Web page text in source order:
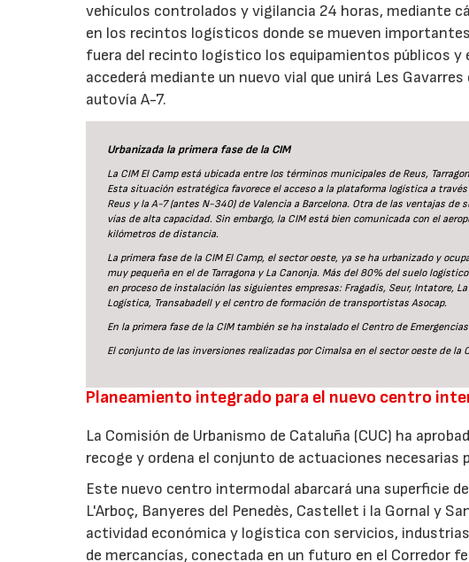
vehículos controlados y vigilancia 24 horas, mediante
en los recintos logísticos donde se mueven
fuera del recinto logístico los equipamientos públicos y
accederá mediante un nuevo vial que unirá Les
autovía A-7.
Urbanizada la primera fase de la CIM
La CIM El Camp está ubicada entre los términos municipales de Reus,
Esta situación estratégica favorece el acceso a la plataforma logística a
Reus y la A-7 (antes N-340) de Valencia a Barcelona. Otra de las ventajas
vías de alta capacidad. Sin embargo, la CIM está bien comunicada con el
kilómetros de distancia.
La primera fase de la CIM El Camp, el sector oeste, ya se ha urbanizado y
muy pequeña en el de Tarragona y La Canonja. Más del 80% del suelo
en proceso de instalación las siguientes empresas: Fragadis, Seur, Intatore,
Logística, Transabadell y el centro de formación de transportistas Asocap.
En la primera fase de la CIM también se ha instalado el Centro de
El conjunto de las inversiones realizadas por Cimalsa en el sector oeste de la
Planeamiento integrado para el nuevo centro
La Comisión de Urbanismo de Cataluña (CUC) ha
recoge y ordena el conjunto de actuaciones necesarias
Este nuevo centro intermodal abarcará una superficie
L'Arboç, Banyeres del Penedès, Castellet i la Gornal y
actividad económica y logística con servicios,
de mercancías, conectada en un futuro en el Corredor